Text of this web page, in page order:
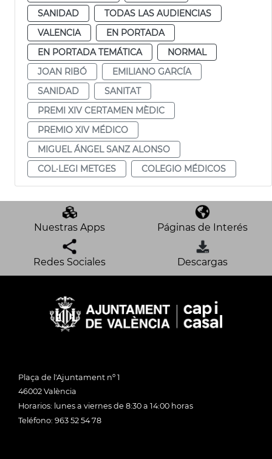
SANIDAD
TODAS LAS AUDIENCIAS
VALENCIA
EN PORTADA
EN PORTADA TEMÁTICA
NORMAL
JOAN RIBÓ
EMILIANO GARCÍA
SANIDAD
SANITAT
PREMI XIV CERTAMEN MÈDIC
PREMIO XIV MÉDICO
MIGUEL ÁNGEL SANZ ALONSO
COL·LEGI METGES
COLEGIO MÉDICOS
Nuestras Apps Páginas de Interés
Redes Sociales Descargas
Plaça de l'Ajuntament nº 1
46002 València
Horarios: lunes a viernes de 8:30 a 14:00 horas
Teléfono: 963 52 54 78